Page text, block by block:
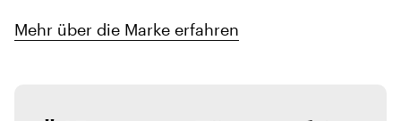
Mehr über die Marke erfahren